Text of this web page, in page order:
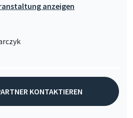
anzeigen
ANSPRECHPARTNER KONTAKTIEREN